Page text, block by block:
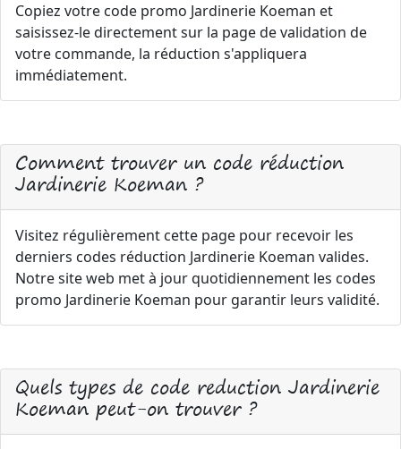
Copiez votre code promo Jardinerie Koeman et
saisissez-le directement sur la page de validation de
votre commande, la réduction s'appliquera
immédiatement.
Comment trouver un code réduction
Jardinerie Koeman ?
Visitez régulièrement cette page pour recevoir les
derniers codes réduction Jardinerie Koeman valides.
Notre site web met à jour quotidiennement les codes
promo Jardinerie Koeman pour garantir leurs validité.
Quels types de code reduction Jardinerie
Koeman peut-on trouver ?